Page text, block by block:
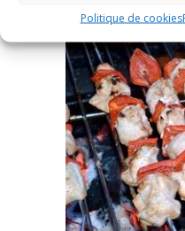
Politique de cookies